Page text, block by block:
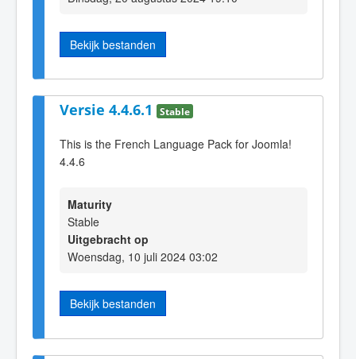
Bekijk bestanden
Versie 4.4.6.1 Stable
This is the French Language Pack for Joomla!
4.4.6
Maturity
Stable
Uitgebracht op
Woensdag, 10 juli 2024 03:02
Bekijk bestanden